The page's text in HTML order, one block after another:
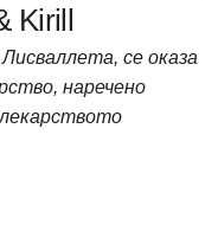
Kirill
се оказа
наречено